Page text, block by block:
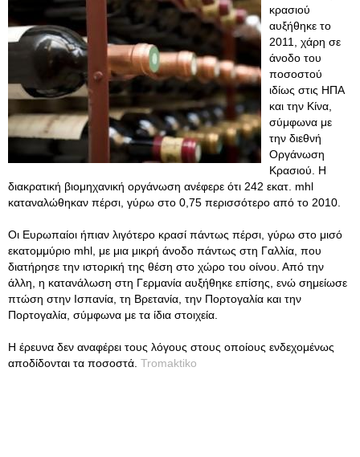
κρασιού
αυξήθηκε το
2011, χάρη σε
άνοδο του
ποσοστού
ιδίως στις ΗΠΑ
και την Κίνα,
σύμφωνα με
την διεθνή
Οργάνωση
Κρασιού. Η
διακρατική βιομηχανική οργάνωση ανέφερε ότι 242 εκατ. mhl
καταναλώθηκαν πέρσι, γύρω στο 0,75 περισσότερο από το 2010.
Οι Ευρωπαίοι ήπιαν λιγότερο κρασί πάντως πέρσι, γύρω στο μισό
εκατομμύριο mhl, με μια μικρή άνοδο πάντως στη Γαλλία, που
διατήρησε την ιστορική της θέση στο χώρο του οίνου. Από την
άλλη, η κατανάλωση στη Γερμανία αυξήθηκε επίσης, ενώ σημείωσε
πτώση στην Ισπανία, τη Βρετανία, την Πορτογαλία και την
Πορτογαλία, σύμφωνα με τα ίδια στοιχεία.
Η έρευνα δεν αναφέρει τους λόγους στους οποίους ενδεχομένως
αποδίδονται τα ποσοστά. Tromaktiko